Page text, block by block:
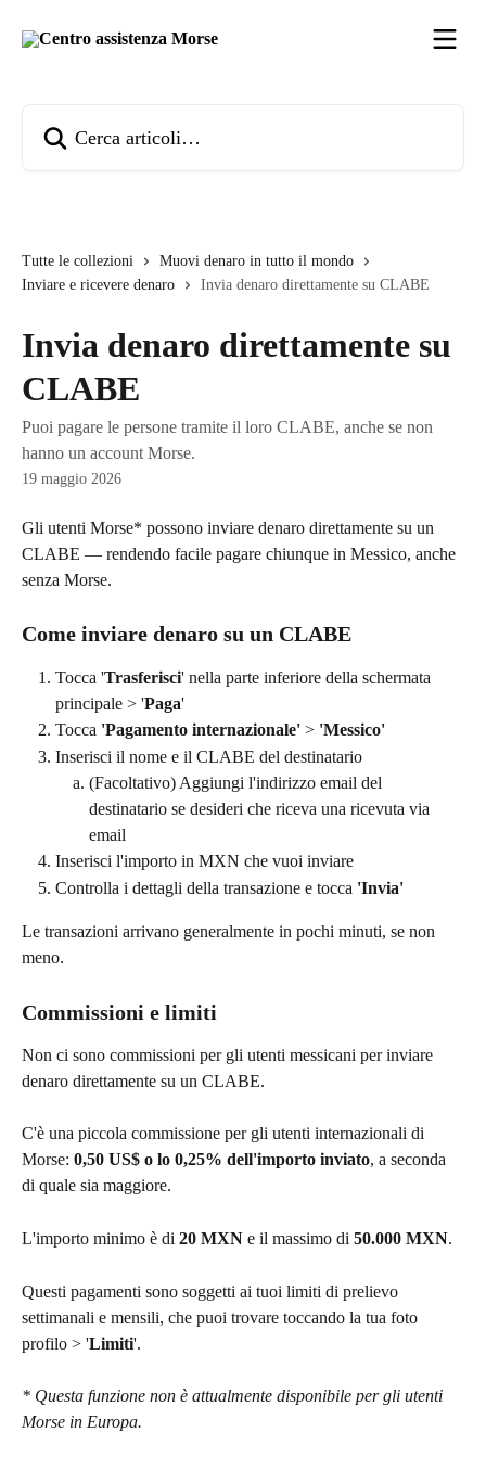
Tutte le collezioni
Muovi denaro in tutto il mondo
Inviare e ricevere denaro
Invia denaro direttamente su CLABE
Invia denaro direttamente su
CLABE
Puoi pagare le persone tramite il loro CLABE, anche se non
hanno un account Morse.
19 maggio 2026
Gli utenti Morse* possono inviare denaro direttamente su un
CLABE — rendendo facile pagare chiunque in Messico, anche
senza Morse.
Come inviare denaro su un CLABE
Tocca 'Trasferisci' nella parte inferiore della schermata
principale > 'Paga'
Tocca 'Pagamento internazionale' > 'Messico'
Inserisci il nome e il CLABE del destinatario
(Facoltativo) Aggiungi l'indirizzo email del
destinatario se desideri che riceva una ricevuta via
email
Inserisci l'importo in MXN che vuoi inviare
Controlla i dettagli della transazione e tocca 'Invia'
Le transazioni arrivano generalmente in pochi minuti, se non
meno.
Commissioni e limiti
Non ci sono commissioni per gli utenti messicani per inviare
denaro direttamente su un CLABE.
C'è una piccola commissione per gli utenti internazionali di
Morse: 0,50 US$ o lo 0,25% dell'importo inviato, a seconda
di quale sia maggiore.
L'importo minimo è di 20 MXN e il massimo di 50.000 MXN.
Questi pagamenti sono soggetti ai tuoi limiti di prelievo
settimanali e mensili, che puoi trovare toccando la tua foto
profilo > 'Limiti'.
* Questa funzione non è attualmente disponibile per gli utenti
Morse in Europa.